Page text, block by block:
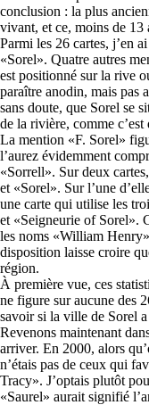
conclusion : la plus
vivant, et ce, moins de 13
Parmi les 26 cartes, j’en
«Sorel». Quatre autres
est positionné sur la rive
paraître anodin, mais pas
sans doute, que Sorel se
de la rivière, comme c’est
La mention «F. Sorel»
l’aurez évidemment
«Sorrell». Sur deux
et «Sorel». Sur l’une
une carte qui utilise les
et «Seigneurie of Sorel».
les noms «William
disposition laisse croire
région.
À première vue, ces
ne figure sur aucune des
savoir si la ville de Sorel
Revenons maintenant
arriver. En 2000, alors
n’étais pas de ceux qui
Tracy». J’optais plutôt
«Saurel» aurait signifié